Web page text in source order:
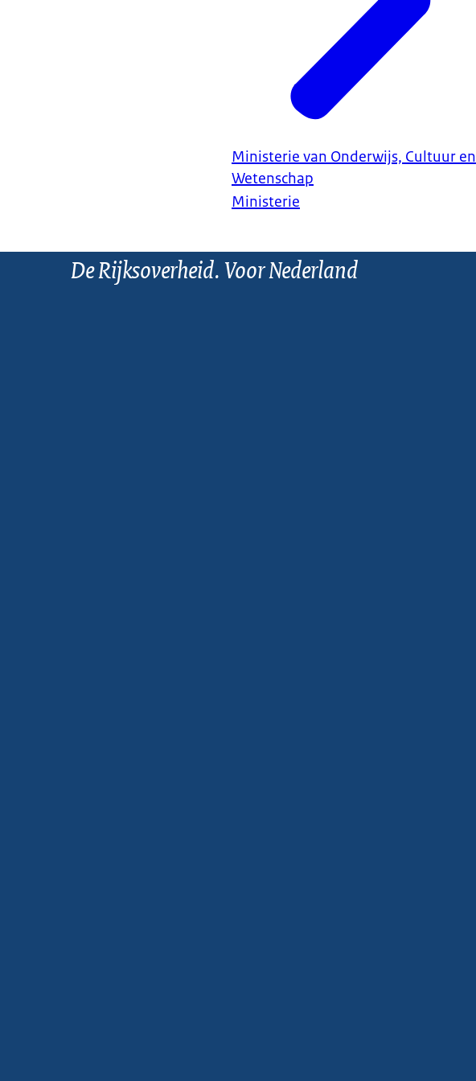
Ministerie van Onderwijs, Cultuur en
Wetenschap
Ministerie
De Rijksoverheid. Voor Nederland